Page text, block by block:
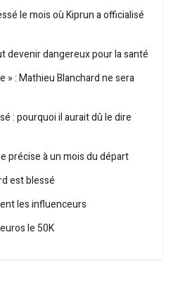
le mois où Kiprun a officialisé
devenir dangereux pour la santé
» : Mathieu Blanchard ne sera
: pourquoi il aurait dû le dire
précise à un mois du départ
est blessé
les influenceurs
le 50K